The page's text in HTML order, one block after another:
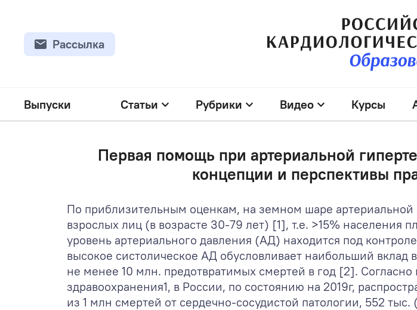
Рассылка
Выпуски Статьи Рубрики Видео Курсы
Первая помощь при артериальной
концепции и перспективы
По приблизительным оценкам, на земном шаре
взрослых лиц (в возрасте 30-79 лет) [1], т.е. >15% населения
уровень артериального давления (АД) находится под
высокое систолическое АД обусловливает наибольший
не менее 10 млн. предотвратимых смертей в год [2].
здравоохранения1, в России, по состоянию на 2019г,
из 1 млн смертей от сердечно-сосудистой патологии, 552